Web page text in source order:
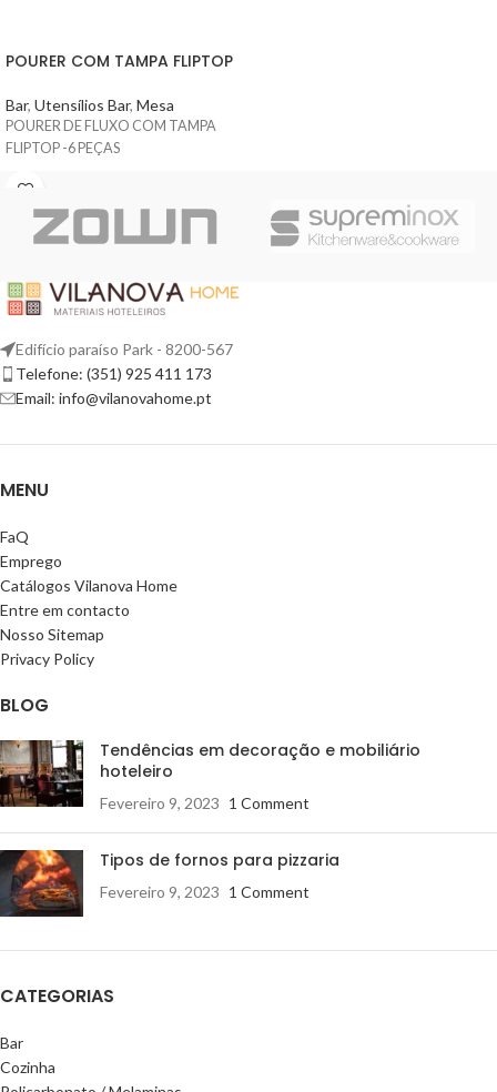
POURER COM TAMPA FLIPTOP
Bar, Utensílios Bar, Mesa
POURER DE FLUXO COM TAMPA
FLIPTOP -6 PEÇAS
Edifício paraíso Park - 8200-567
Telefone: (351) 925 411 173
Email: info@vilanovahome.pt
MENU
FaQ
Emprego
Catálogos Vilanova Home
Entre em contacto
Nosso Sitemap
Privacy Policy
BLOG
Tendências em decoração e mobiliário
hoteleiro
Fevereiro 9, 2023 1 Comment
Tipos de fornos para pizzaria
Fevereiro 9, 2023 1 Comment
CATEGORIAS
Bar
Cozinha